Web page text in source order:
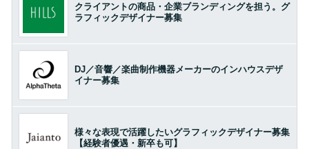
クライアントの商品・企業ブランディングを担う。グ
ラフィックデザイナー募集
DJ／音響／楽曲制作機器メーカーのインハウスデザ
イナー募集
様々な表現で活躍したいグラフィックデザイナー募集
【経験者優遇・新卒も可】